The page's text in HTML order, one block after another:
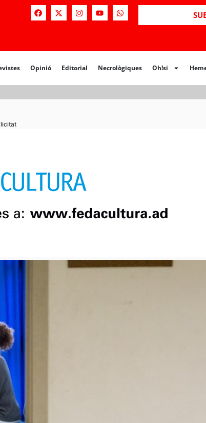
Opinió Editorial Necrològiques Oh!si
Opinió Editorial Necrològiques